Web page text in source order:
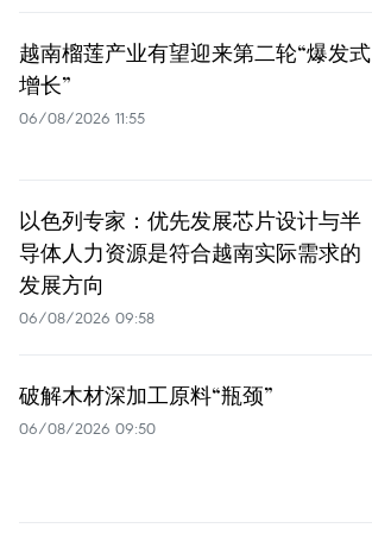
越南榴莲产业有望迎来第二轮“爆发式
增长”
06/08/2026 11:55
以色列专家：优先发展芯片设计与半
导体人力资源是符合越南实际需求的
发展方向
06/08/2026 09:58
破解木材深加工原料“瓶颈”
06/08/2026 09:50